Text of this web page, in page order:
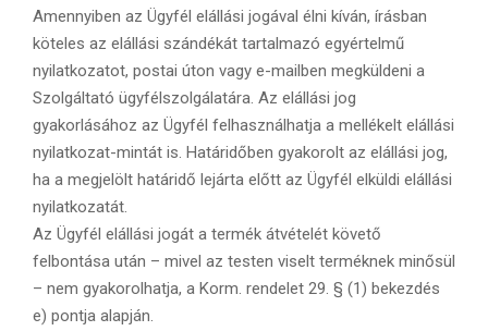
Amennyiben az Ügyfél elállási jogával élni kíván, írásban
köteles az elállási szándékát tartalmazó egyértelmű
nyilatkozatot, postai úton vagy e-mailben megküldeni a
Szolgáltató ügyfélszolgálatára. Az elállási jog
gyakorlásához az Ügyfél felhasználhatja a mellékelt elállási
nyilatkozat-mintát is. Határidőben gyakorolt az elállási jog,
ha a megjelölt határidő lejárta előtt az Ügyfél elküldi elállási
nyilatkozatát.
Az Ügyfél elállási jogát a termék átvételét követő
felbontása után – mivel az testen viselt terméknek minősül
– nem gyakorolhatja, a Korm. rendelet 29. § (1) bekezdés
e) pontja alapján.